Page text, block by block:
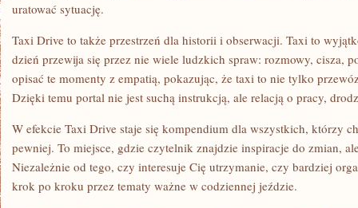
uratować sytuację.
Taxi Drive to także przestrzeń dla historii i obserwacji. Taxi to
dzień przewija się przez nie wiele ludzkich spraw: rozmowy, cisza,
opisać te momenty z empatią, pokazując, że taxi to nie tylko
Dzięki temu portal nie jest suchą instrukcją, ale relacją o pracy,
W efekcie Taxi Drive staje się kompendium dla wszystkich, którzy
pewniej. To miejsce, gdzie czytelnik znajdzie inspiracje do zmian,
Niezależnie od tego, czy interesuje Cię utrzymanie, czy bardziej
krok po kroku przez tematy ważne w codziennej jeździe.